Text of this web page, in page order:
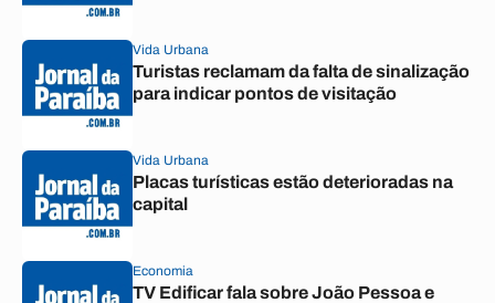
Vida Urbana
Turistas reclamam da falta de sinalização
para indicar pontos de visitação
Vida Urbana
Placas turísticas estão deterioradas na
capital
Economia
TV Edificar fala sobre João Pessoa e